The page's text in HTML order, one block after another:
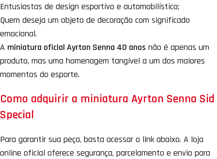
Entusiastas de design esportivo e automobilístico;
Quem deseja um objeto de decoração com significado
emocional.
A miniatura oficial Ayrton Senna 40 anos não é apenas um
produto, mas uma homenagem tangível a um dos maiores
momentos do esporte.
Como adquirir a miniatura Ayrton Senna Sid
Special
Para garantir sua peça, basta acessar o link abaixo. A loja
online oficial oferece segurança, parcelamento e envio para